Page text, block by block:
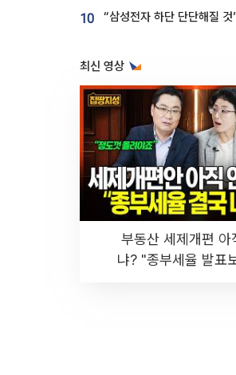
10
최신 영상
부동산 세제개편 아
냐? "종부세율 발표